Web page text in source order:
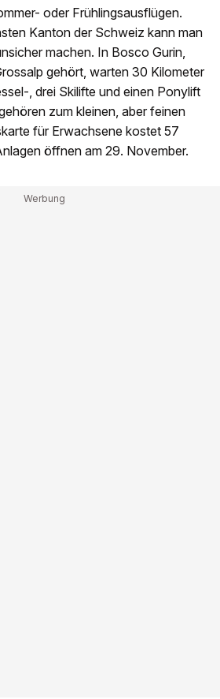
oder Frühlingsausflügen.
Kanton der Schweiz kann man
machen. In Bosco Gurin,
gehört, warten 30 Kilometer
, drei Skilifte und einen Ponylift
zum kleinen, aber feinen
für Erwachsene kostet 57
öffnen am 29. November.